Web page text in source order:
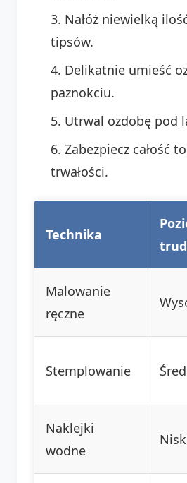
Nałóż niewielką
tipsów.
Delikatnie umieść
paznokciu.
Utrwal ozdobę pod
Zabezpiecz całość
trwałości.
Technika
Malowanie
ręczne
Stemplowanie
Naklejki
wodne